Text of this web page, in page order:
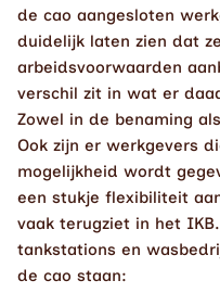
de cao aangesloten
duidelijk laten zien dat
arbeidsvoorwaarden
verschil zit in wat er
Zowel in de benaming
Ook zijn er werkgevers
mogelijkheid wordt
een stukje flexibiliteit
vaak terugziet in het
tankstations en
de cao staan: